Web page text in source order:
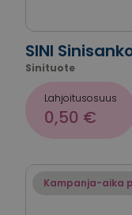
SINI
Sinituote
Lahjoitusosuus
0,50 €
Kampanja-aika